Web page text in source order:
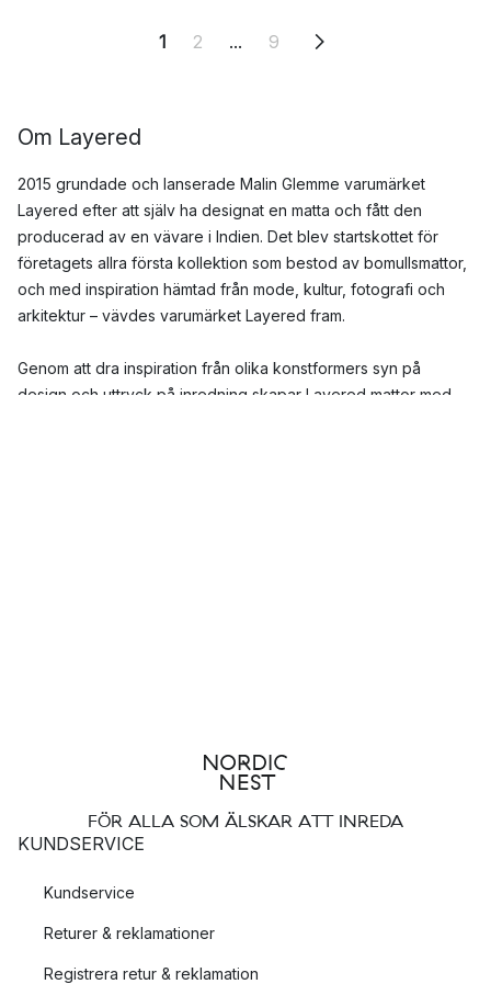
1 2 ... 9
Om Layered
2015 grundade och lanserade Malin Glemme varumärket
Layered efter att själv ha designat en matta och fått den
producerad av en vävare i Indien. Det blev startskottet för
företagets allra första kollektion som bestod av bomullsmattor,
och med inspiration hämtad från mode, kultur, fotografi och
arkitektur – vävdes varumärket Layered fram.
Genom att dra inspiration från olika konstformers syn på
design och uttryck på inredning skapar Layered mattor med
FÖR ALLA SOM ÄLSKAR ATT INREDA
KUNDSERVICE
Kundservice
Returer & reklamationer
Registrera retur & reklamation